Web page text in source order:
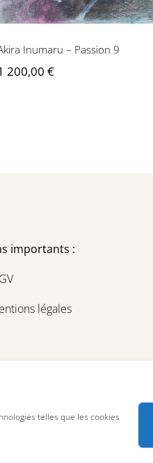
telles que les cookies
Inumaru – Passion 9
200,00 €
importants :
légales